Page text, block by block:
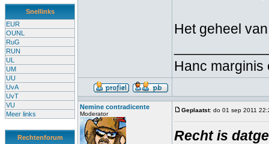
Snellinks
EUR
OUNL
RuG
RUN
UL
UM
UU
UvA
UvT
VU
Meer links
Rechtenforum
Het geheel
Hanc marginis
Nemine contradicente
Moderator
Geplaatst: do 01 sep 2011
Recht is